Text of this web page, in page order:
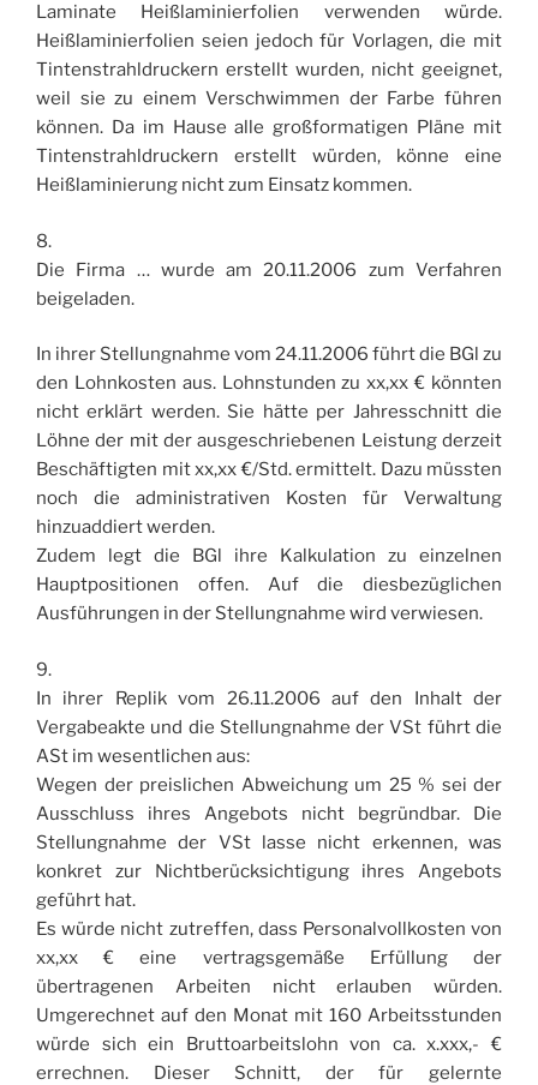
Laminate Heißlaminierfolien verwenden würde.
Heißlaminierfolien seien jedoch für Vorlagen, die mit
Tintenstrahldruckern erstellt wurden, nicht geeignet,
weil sie zu einem Verschwimmen der Farbe führen
können. Da im Hause alle großformatigen Pläne mit
Tintenstrahldruckern erstellt würden, könne eine
Heißlaminierung nicht zum Einsatz kommen.
8.
Die Firma … wurde am 20.11.2006 zum Verfahren
beigeladen.
In ihrer Stellungnahme vom 24.11.2006 führt die BGl zu
den Lohnkosten aus. Lohnstunden zu xx,xx € könnten
nicht erklärt werden. Sie hätte per Jahresschnitt die
Löhne der mit der ausgeschriebenen Leistung derzeit
Beschäftigten mit xx,xx €/Std. ermittelt. Dazu müssten
noch die administrativen Kosten für Verwaltung
hinzuaddiert werden.
Zudem legt die BGl ihre Kalkulation zu einzelnen
Hauptpositionen offen. Auf die diesbezüglichen
Ausführungen in der Stellungnahme wird verwiesen.
9.
In ihrer Replik vom 26.11.2006 auf den Inhalt der
Vergabeakte und die Stellungnahme der VSt führt die
ASt im wesentlichen aus:
Wegen der preislichen Abweichung um 25 % sei der
Ausschluss ihres Angebots nicht begründbar. Die
Stellungnahme der VSt lasse nicht erkennen, was
konkret zur Nichtberücksichtigung ihres Angebots
geführt hat.
Es würde nicht zutreffen, dass Personalvollkosten von
xx,xx € eine vertragsgemäße Erfüllung der
übertragenen Arbeiten nicht erlauben würden.
Umgerechnet auf den Monat mit 160 Arbeitsstunden
würde sich ein Bruttoarbeitslohn von ca. x.xxx,- €
errechnen. Dieser Schnitt, der für gelernte